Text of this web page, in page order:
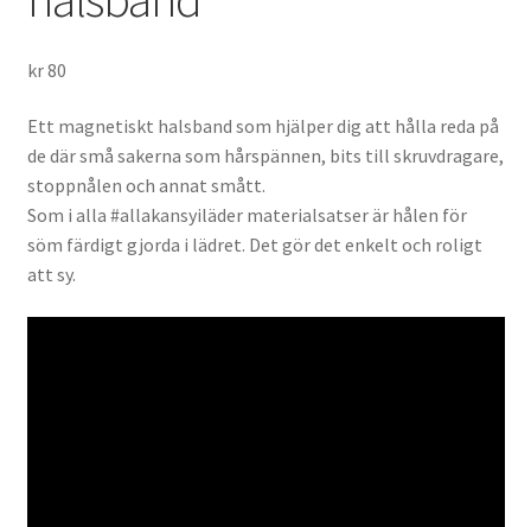
kr80
Ett magnetiskt halsband som hjälper dig att hålla reda på
de där små sakerna som hårspännen, bits till skruvdragare,
stoppnålen och annat smått.
Som i alla #allakansyiläder materialsatser är hålen för
söm färdigt gjorda i lädret. Det gör det enkelt och roligt
att sy.